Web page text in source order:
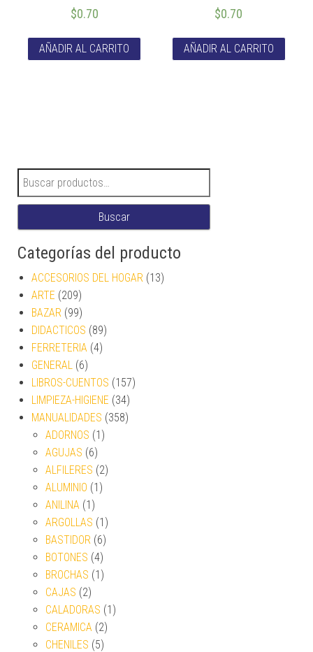
$0.70
AÑADIR AL CARRITO
$0.70
AÑADIR AL CARRITO
Buscar por:
Buscar
Categorías del producto
ACCESORIOS DEL HOGAR (13)
ARTE (209)
BAZAR (99)
DIDACTICOS (89)
FERRETERIA (4)
GENERAL (6)
LIBROS-CUENTOS (157)
LIMPIEZA-HIGIENE (34)
MANUALIDADES (358)
ADORNOS (1)
AGUJAS (6)
ALFILERES (2)
ALUMINIO (1)
ANILINA (1)
ARGOLLAS (1)
BASTIDOR (6)
BOTONES (4)
BROCHAS (1)
CAJAS (2)
CALADORAS (1)
CERAMICA (2)
CHENILES (5)